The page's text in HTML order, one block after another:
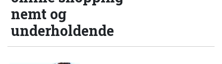
nemt og
underholdende